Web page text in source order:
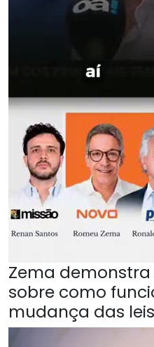
Zema
sobre como
mudança das